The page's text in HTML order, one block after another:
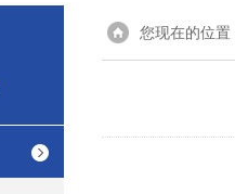
您现在的位置